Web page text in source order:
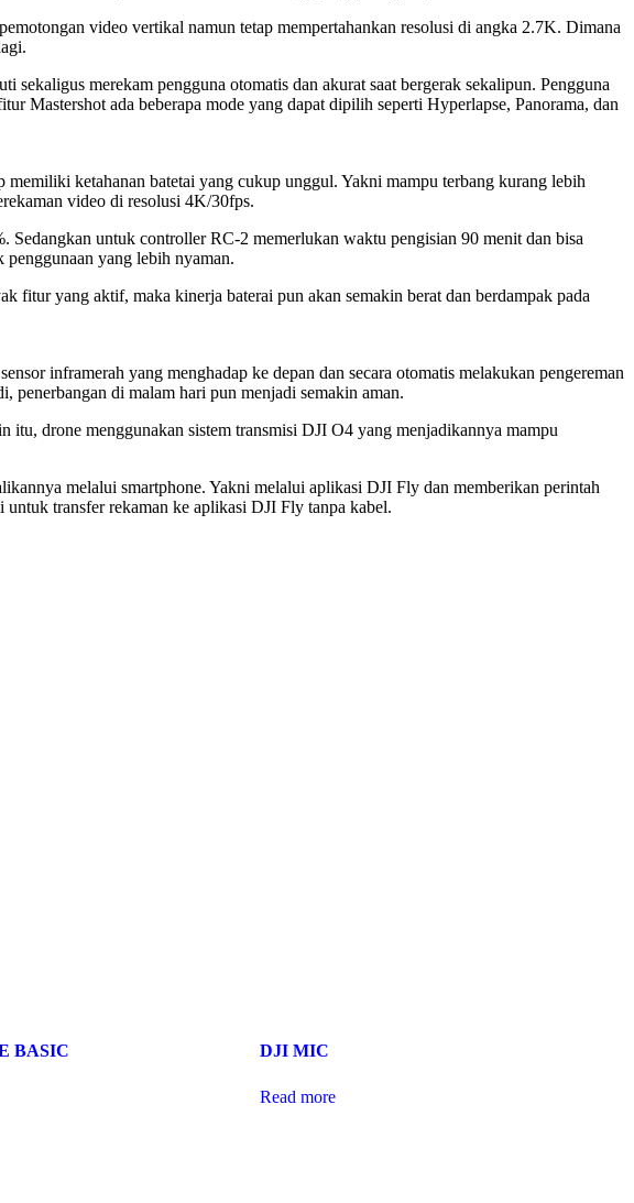
video vertikal namun tetap mempertahankan resolusi di angka 2.7K. Dimana
merekam pengguna otomatis dan akurat saat bergerak sekalipun. Pengguna
ada beberapa mode yang dapat dipilih seperti Hyperlapse, Panorama, dan
ketahanan batetai yang cukup unggul. Yakni mampu terbang kurang lebih
video di resolusi 4K/30fps.
untuk controller­ RC-2 memerlukan waktu pengisian 90 menit dan bisa
yang lebih nyaman.
fitur yang aktif, maka kinerja baterai pun akan semakin berat dan berdampak pada
inframerah yang menghadap ke depan dan secara otomatis melakukan pengereman
penerbangan di malam hari pun menjadi semakin aman.
drone menggunakan sistem transmisi DJI O4 yang menjadikannya mampu
melalui smartphone. Yakni melalui aplikasi DJI Fly dan memberikan perintah
transfer rekaman ke aplikasi DJI Fly tanpa kabel.
BASIC DJI MIC
Read more